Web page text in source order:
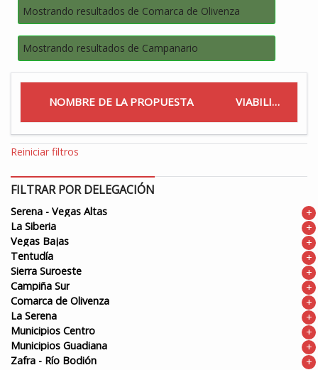
Mostrando resultados de Comarca de Olivenza
Mostrando resultados de Campanario
NOMBRE DE LA PROPUESTA VIABILIDAD
Reiniciar filtros
FILTRAR POR DELEGACIÓN